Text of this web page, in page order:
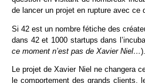
de lancer un projet en rupture avec ce
Si 42 est un nombre fétiche des
dans 42 et 1000 startups dans
ce moment n’est pas de Xavier Niel…).
Le projet de Xavier Niel ne changera
le comportement des grands clients,